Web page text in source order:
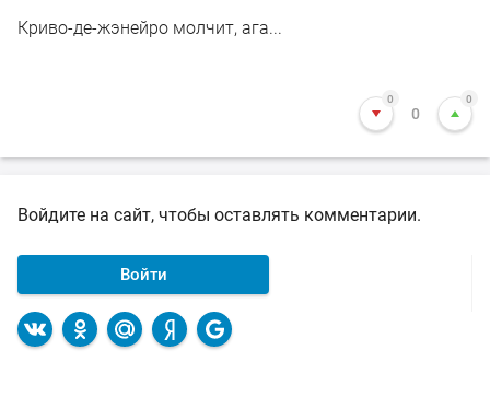
Криво-де-жэнейро молчит, ага...
0
0
0
Войдите на сайт, чтобы оставлять комментарии.
Войти